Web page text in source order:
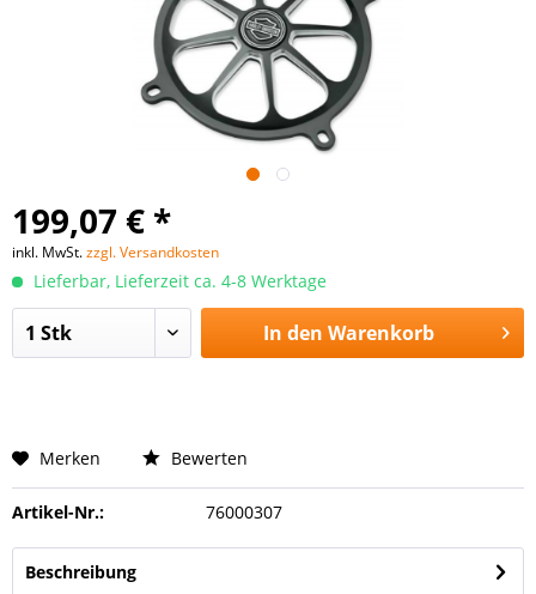
199,07 € *
inkl. MwSt.zzgl. Versandkosten
Lieferbar, Lieferzeit ca. 4-8 Werktage
In den Warenkorb
Merken Bewerten
Artikel-Nr.: 76000307
Beschreibung